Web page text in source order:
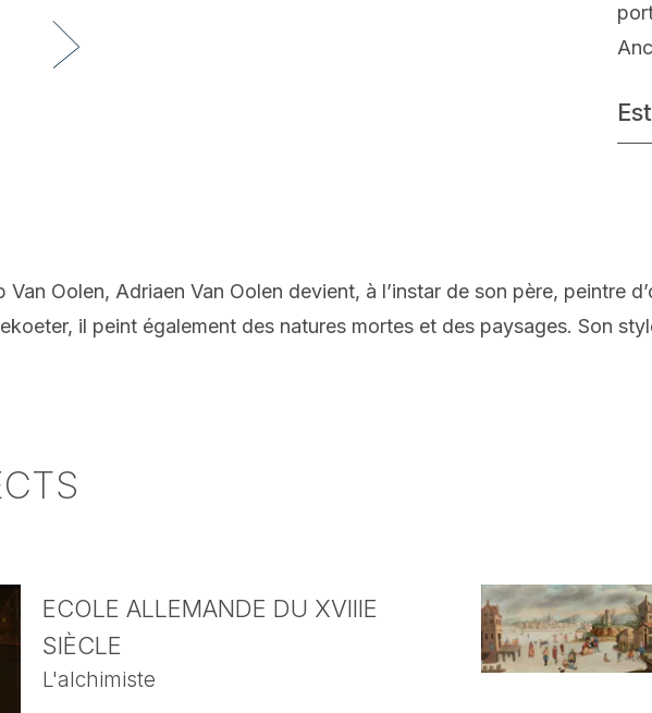
Oolen, Adriaen Van Oolen devient, à l’instar de son père, peintre
il peint également des natures mortes et des paysages. Son
ECOLE ALLEMANDE DU XVIIIE
SIÈCLE
L'alchimiste